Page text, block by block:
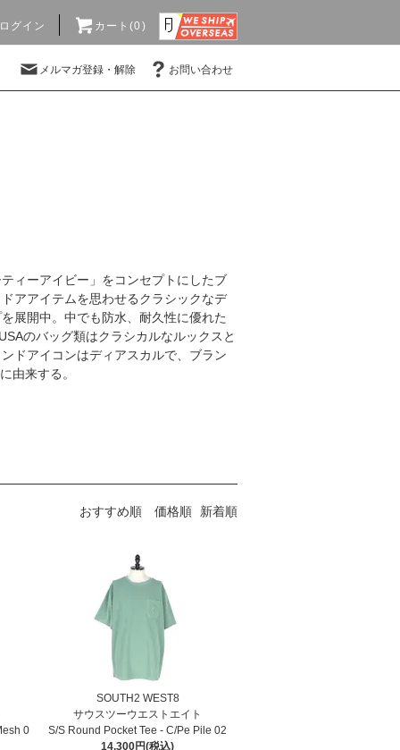
ログイン カート(0)
メルマガ登録・解除 お問い合わせ
ィーアイビー」をコンセプトにしたブ
アアイテムを思わせるクラシックなデ
展開中。中でも防水、耐久性に優れた
のバッグ類はクラシカルなルックスと
ドアイコンはディアスカルで、ブラン
由来する。
おすすめ順 価格順 新着順
0
SOUTH2 WEST8
サウスツーウエストエイト
S/S Round Pocket Tee - C/Pe Pile 02
14,300円(税込)